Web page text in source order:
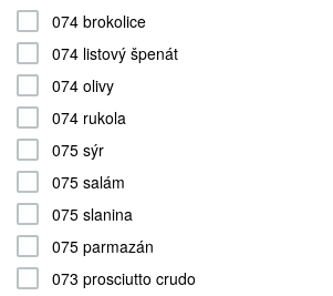
074 brokolice
074 listový špenát
074 olivy
074 rukola
075 sýr
075 salám
075 slanina
075 parmazán
073 prosciutto crudo